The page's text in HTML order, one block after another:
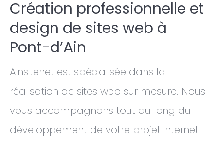
Création professionnelle et
design de sites web à
Pont-d’Ain
Ainsitenet est spécialisée dans la
réalisation de sites web sur mesure. Nous
vous accompagnons tout au long du
développement de votre projet internet